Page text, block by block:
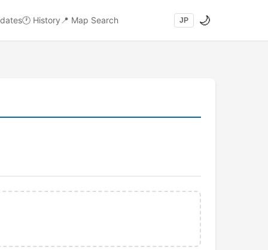
🕐 History 📍 Map Search JP 🌙